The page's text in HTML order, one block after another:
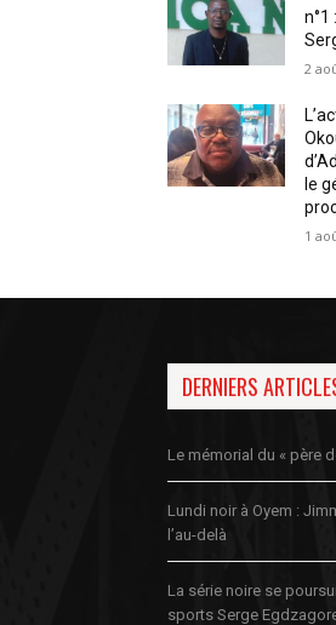
n°1
2
le
1
DERNIERS
Le mémorial du « père
Lundi noir à Oyem :
l’au-delà
La série noire se
sports Serge